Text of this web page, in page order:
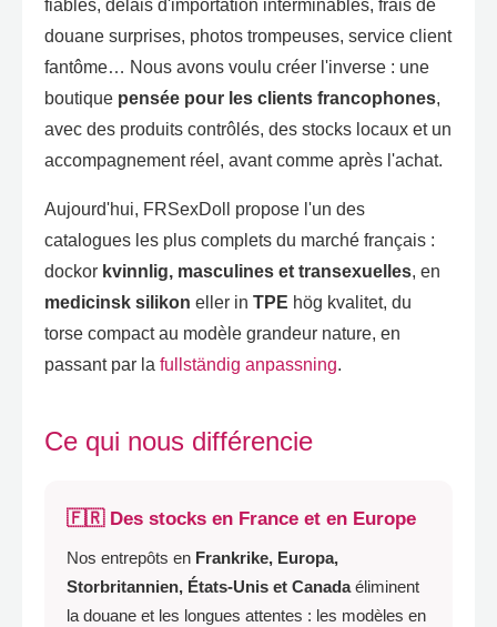
fiables, délais d'importation interminables, frais de
douane surprises, photos trompeuses, service client
fantôme… Nous avons voulu créer l'inverse : une
boutique pensée pour les clients francophones,
avec des produits contrôlés, des stocks locaux et un
accompagnement réel , avant comme après l'achat.
Aujourd'hui, FRSexDoll propose l'un des
catalogues les plus complets du marché français :
dockor kvinnlig, masculines et transexuelles, en
medicinsk silikon eller in TPE hög kvalitet, du
torse compact au modèle grandeur nature, en
passant par la fullständig anpassning.
Ce qui nous différencie
🇫🇷 Des stocks en France et en Europe
Nos entrepôts en Frankrike, Europa,
Storbritannien, États-Unis et Canada éliminent
la douane et les longues attentes : les modèles en